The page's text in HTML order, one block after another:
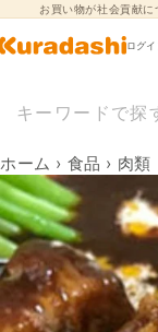
コンテンツに進
む
お買い物が社会貢献
ログ
ホーム › 食品 › 肉類